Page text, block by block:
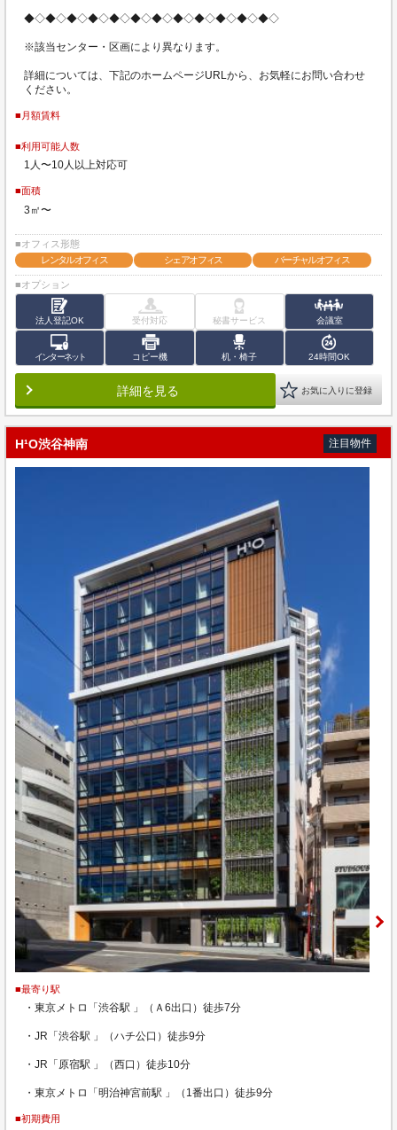
◆◇◆◇◆◇◆◇◆◇◆◇◆◇◆◇◆◇◆◇◆◇◆◇
※該当センター・区画により異なります。
詳細については、下記のホームページURLから、お気軽にお問い合わせ
ください。
■月額賃料
■利用可能人数
1人〜10人以上対応可
■面積
3㎡〜
■オフィス形態
レンタルオフィス
シェアオフィス バーチャルオフィス
■オプション
法人登記OK 受付対応 秘書サービス 会議室
インターネット コピー機 机・椅子 24時間OK
詳細を見る お気に入りに登録
H¹O渋谷神南 注目物件
■最寄り駅
・東京メトロ「渋谷駅 」（Ａ6出口）徒歩7分
・JR「渋谷駅 」（ハチ公口）徒歩9分
・JR「原宿駅 」（西口）徒歩10分
・東京メトロ「明治神宮前駅 」（1番出口）徒歩9分
■初期費用